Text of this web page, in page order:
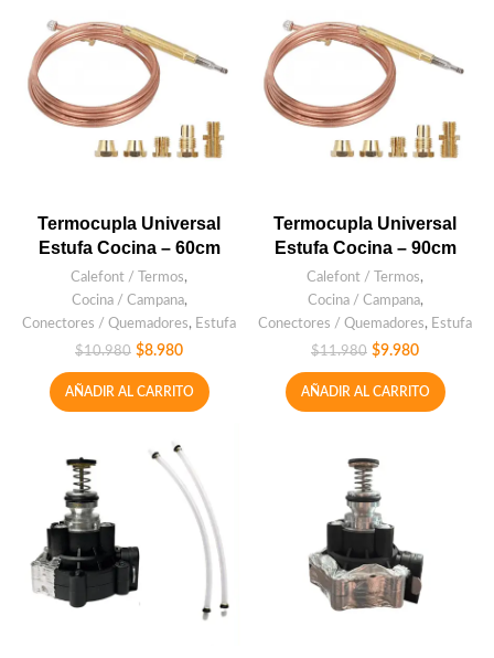
Termocupla Universal
Estufa Cocina – 60cm
Calefont / Termos,
Cocina / Campana,
Conectores / Quemadores, Estufa
$10.980 $8.980
AÑADIR AL CARRITO
Termocupla Universal
Estufa Cocina – 90cm
Calefont / Termos,
Cocina / Campana,
Conectores / Quemadores, Estufa
$11.980 $9.980
AÑADIR AL CARRITO